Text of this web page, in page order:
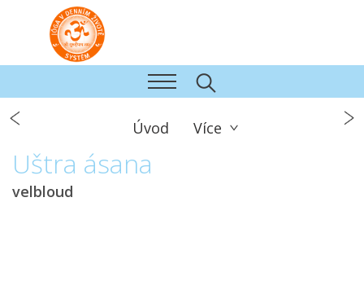
Úvod Více
Uštra ásana
velbloud